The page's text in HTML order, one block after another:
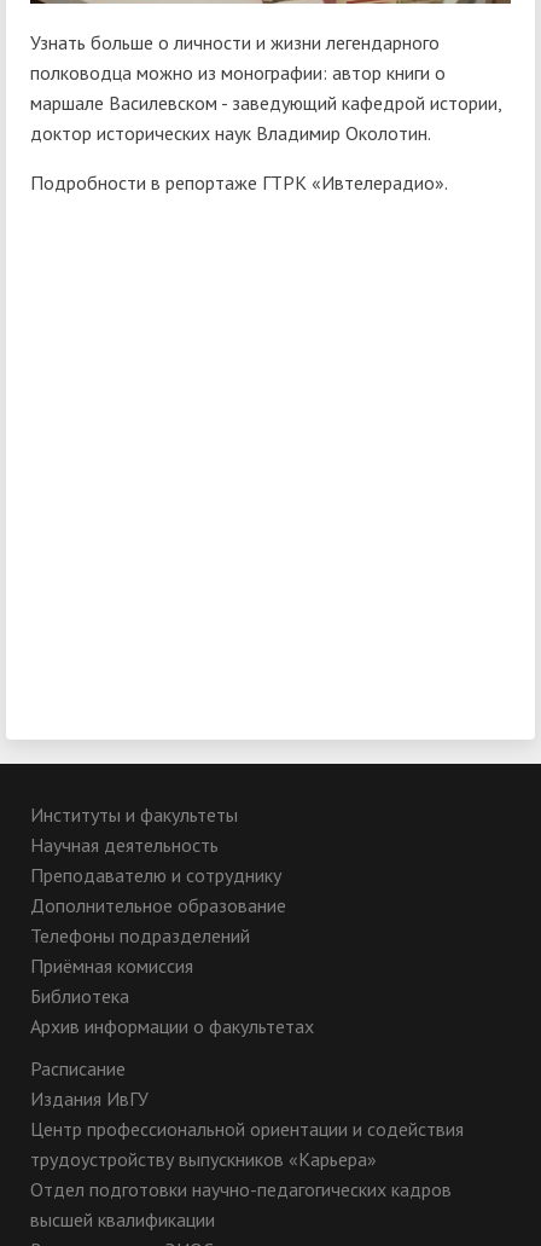
Узнать больше о личности и жизни легендарного
полководца можно из монографии: автор книги о
маршале Василевском - заведующий кафедрой истории,
доктор исторических наук Владимир Околотин.
Подробности в репортаже ГТРК «Ивтелерадио».
Институты и факультеты
Научная деятельность
Преподавателю и сотруднику
Дополнительное образование
Телефоны подразделений
Приёмная комиссия
Библиотека
Архив информации о факультетах
Расписание
Издания ИвГУ
Центр профессиональной ориентации и содействия
трудоустройству выпускников «Карьера»
Отдел подготовки научно-педагогических кадров
высшей квалификации